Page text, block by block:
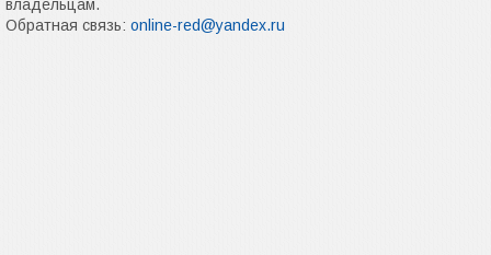
владельцам.
Обратная связь: online-red@yandex.ru